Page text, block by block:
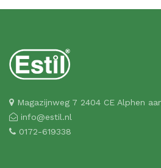
Magazijnweg 7 2404 CE Alphen
info@estil.nl
0172-619338